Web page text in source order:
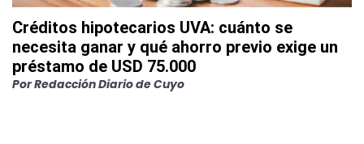
Créditos hipotecarios UVA: cuánto se
necesita ganar y qué ahorro previo exige un
préstamo de USD 75.000
PorRedacción Diario de Cuyo